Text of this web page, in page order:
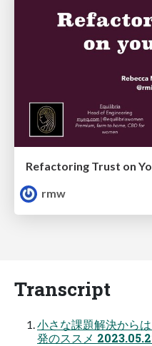
rmw
Transcript
⼩さな課題解決から
発のススメ